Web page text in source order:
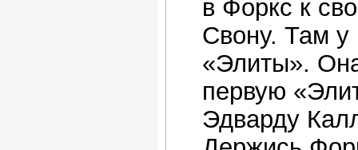
в Форкс к
Свону. Там у
«Элиты».
первую
Эдварду